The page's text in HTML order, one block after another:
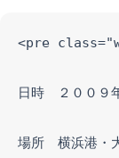
<pre
日時　２００９
場所　横浜港・